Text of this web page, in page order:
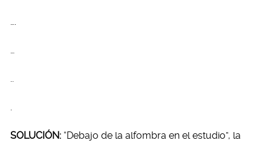
….
…
..
.
SOLUCIÓN: “Debajo de la alfombra en el estudio”, la